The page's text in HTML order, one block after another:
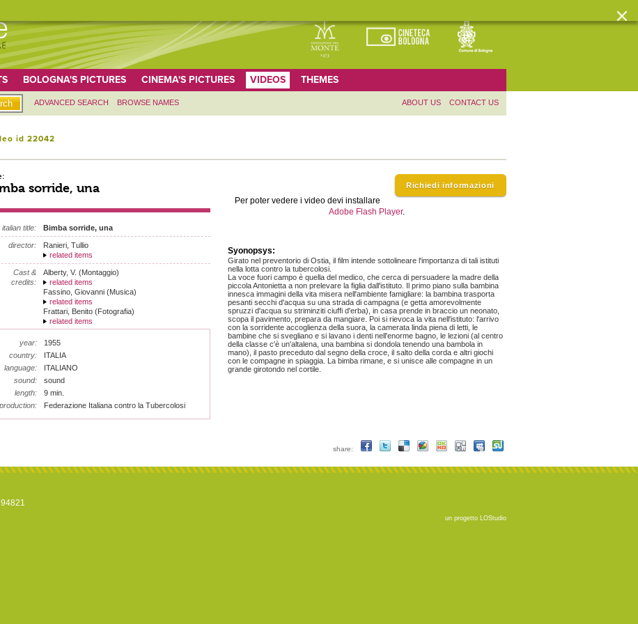
BOLOGNA'S PICTURES CINEMA'S PICTURES VIDEOS THEMES
ADVANCED SEARCH BROWSE NAMES ABOUT US CONTACT US
id 22042
Richiedi informazioni
Per poter vedere i video devi installare
Adobe Flash Player.
Syonopsys:
Girato nel preventorio di Ostia, il film intende sottolineare l'importanza di tali istituti
nella lotta contro la tubercolosi.
La voce fuori campo è quella del medico, che cerca di persuadere la madre della
piccola Antonietta a non prelevare la figlia dall'istituto. Il primo piano sulla bambina
innesca immagini della vita misera nell'ambiente famigliare: la bambina trasporta
pesanti secchi d'acqua su una strada di campagna (e getta amorevolmente
spruzzi d'acqua su striminziti ciuffi d'erba), in casa prende in braccio un neonato,
scopa il pavimento, prepara da mangiare. Poi si rievoca la vita nell'istituto: l'arrivo
con la sorridente accoglienza della suora, la camerata linda piena di letti, le
bambine che si svegliano e si lavano i denti nell'enorme bagno, le lezioni (al centro
della classe c'è un'altalena, una bambina si dondola tenendo una bambola in
mano), il pasto preceduto dal segno della croce, il salto della corda e altri giochi
con le compagne in spiaggia. La bimba rimane, e si unisce alle compagne in un
grande girotondo nel cortile.
sorride, una
italian title: Bimba sorride, una
director:
Ranieri, Tullio
related items
Cast &
credits:
Alberty, V. (Montaggio)
related items
Fassino, Giovanni (Musica)
related items
Frattari, Benito (Fotografia)
related items
year:
1955
country:
ITALIA
language:
ITALIANO
sound:
sound
length:
9 min.
production:
Federazione Italiana contro la Tubercolosi
share:
un progetto LOStudio